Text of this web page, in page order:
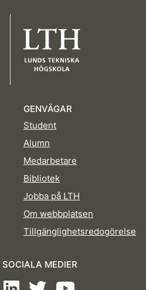
GENVÄGAR
Student
Alumn
Medarbetare
Bibliotek
Jobba på LTH
Om webbplatsen
Tillgänglighetsredogörelse
MEDIER
LinkedInTwitterYoutube